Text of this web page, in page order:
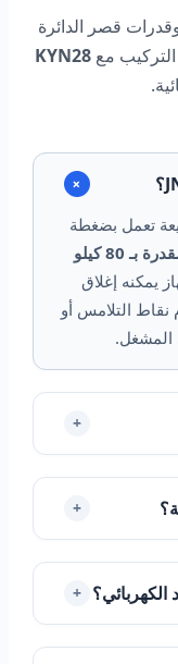
قصر الدائرة
التركيب معKYN28
+
تعمل بضغطة
قدرة تصنيع قصر الدائرة المقدرة بـ 80 كيلو
يمكنه إغلاق
نقاط التلامس أو
المشغل.
+
+
+